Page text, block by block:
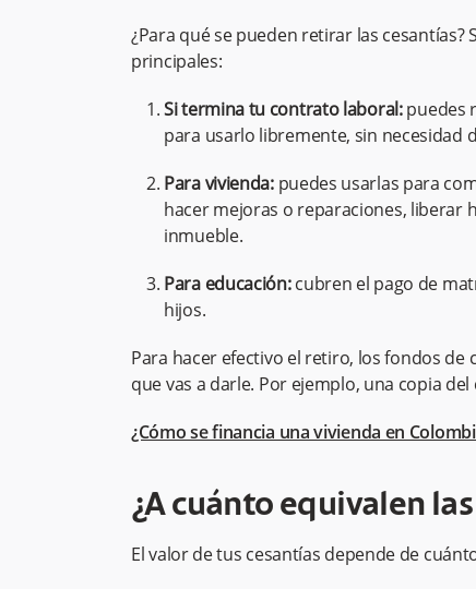
¿Para qué se pueden retirar las
principales:
Si termina tu contrato laboral:puedes
para usarlo libremente, sin necesidad
Para vivienda: puedes usarlas para
hacer mejoras o reparaciones, liberar
inmueble.
Para educación:cubren el pago de
hijos.
Para hacer efectivo el retiro, los fondos
que vas a darle. Por ejemplo, una copia
¿Cómo se financia una vivienda en
¿A cuánto equivalen
El valor de tus cesantías depende de